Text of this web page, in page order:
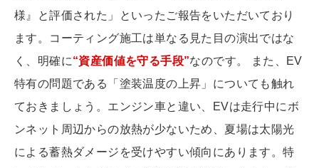
様』と評価された」といったご報告をいただいており
ます。コーティング施工は単なる見た目の演出ではな
く、明確に“資産価値を守る手段”なのです。 また、EV
特有の問題である「塗装温度の上昇」についても触れ
ておきましょう。エンジン車と違い、EVは走行中にボ
ンネット周辺からの放熱が少ないため、夏場は太陽光
による蓄熱ダメージを受けやすい傾向にあります。特